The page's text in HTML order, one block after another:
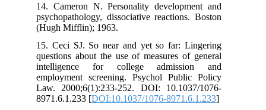
14. Cameron N. Personality
psychopathology, dissociative
(Hugh Mifflin); 1963.
15. Ceci SJ. So near and yet so far:
questions about the use of measures
intelligence for college
employment screening. Psychol
Law. 2000;6(1):233-252. DOI:
8971.6.1.233 [DOI:10.1037/1076-